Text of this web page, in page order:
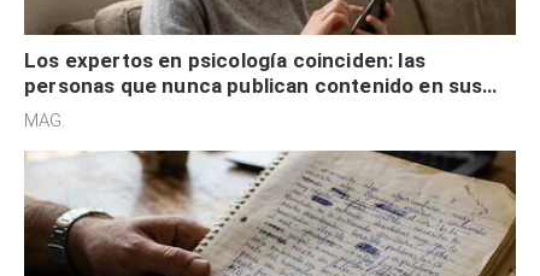
Los expertos en psicología coinciden: las
personas que nunca publican contenido en sus
redes sociales no pretenden buscar validación
MAG.